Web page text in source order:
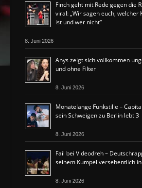
Finch geht mit Rede gegen die
viral: „Wir sagen euch, welcher
ist und wer nicht“
8. Juni 2026
Anys zeigt sich vollkommen
und ohne Filter
8. Juni 2026
Monatelange Funkstille –
sein Schweigen zu Berlin lebt 3
8. Juni 2026
Fail bei Videodreh –
seinem Kumpel versehentlich
8. Juni 2026